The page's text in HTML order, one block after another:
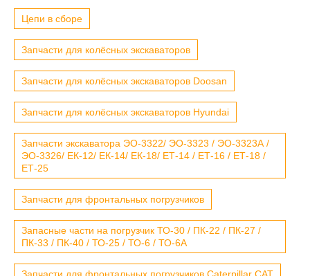
Цепи в сборе
Запчасти для колёсных экскаваторов
Запчасти для колёсных экскаваторов Doosan
Запчасти для колёсных экскаваторов Hyundai
Запчасти экскаватора ЭО-3322/ ЭО-3323 / ЭО-3323А /
ЭО-3326/ ЕК-12/ ЕК-14/ ЕК-18/ ЕТ-14 / ЕТ-16 / ЕТ-18 /
ЕТ-25
Запчасти для фронтальных погрузчиков
Запасные части на погрузчик ТО-30 / ПК-22 / ПК-27 /
ПК-33 / ПК-40 / ТО-25 / ТО-6 / ТО-6А
Запчасти для фронтальных погрузчиков Caterpillar CAT